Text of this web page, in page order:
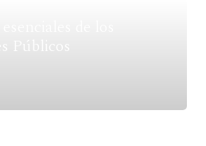
Públicos